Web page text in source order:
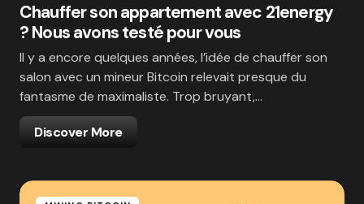
Chauffer son appartement avec 21energy
? Nous avons testé pour vous
Il y a encore quelques années, l’idée de chauffer son
salon avec un mineur Bitcoin relevait presque du
fantasme de maximaliste. Trop bruyant,…
Discover More